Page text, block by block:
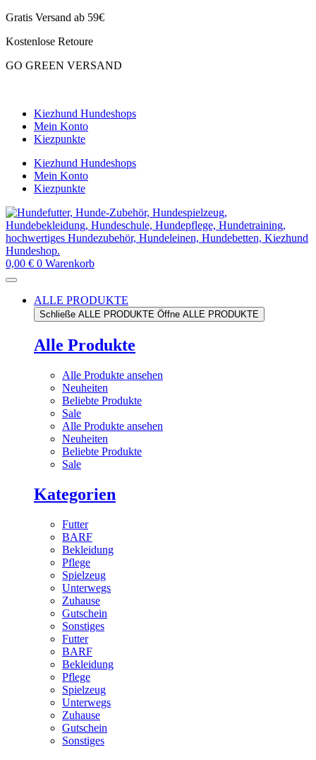
Zum
springen
Gratis Versand ab 59€
Kostenlose Retoure
GO GREEN VERSAND
Kiezhund Hundeshops
Mein Konto
Kiezpunkte
Kiezhund Hundeshops
Mein Konto
Kiezpunkte
0,00 € 0 Warenkorb
ALLE PRODUKTE
Schließe ALLE PRODUKTE Öffne ALLE PRODUKTE
Alle Produkte
Alle Produkte ansehen
Neuheiten
Beliebte Produkte
Sale
Alle Produkte ansehen
Neuheiten
Beliebte Produkte
Sale
Kategorien
Futter
BARF
Bekleidung
Pflege
Spielzeug
Unterwegs
Zuhause
Gutschein
Sonstiges
Futter
BARF
Bekleidung
Pflege
Spielzeug
Unterwegs
Zuhause
Gutschein
Sonstiges